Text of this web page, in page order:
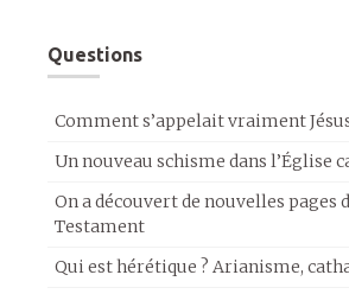
Questions
Comment s’appelait vraiment
Un nouveau schisme dans l’Église
On a découvert de nouvelles pages
Testament
Qui est hérétique ? Arianisme,